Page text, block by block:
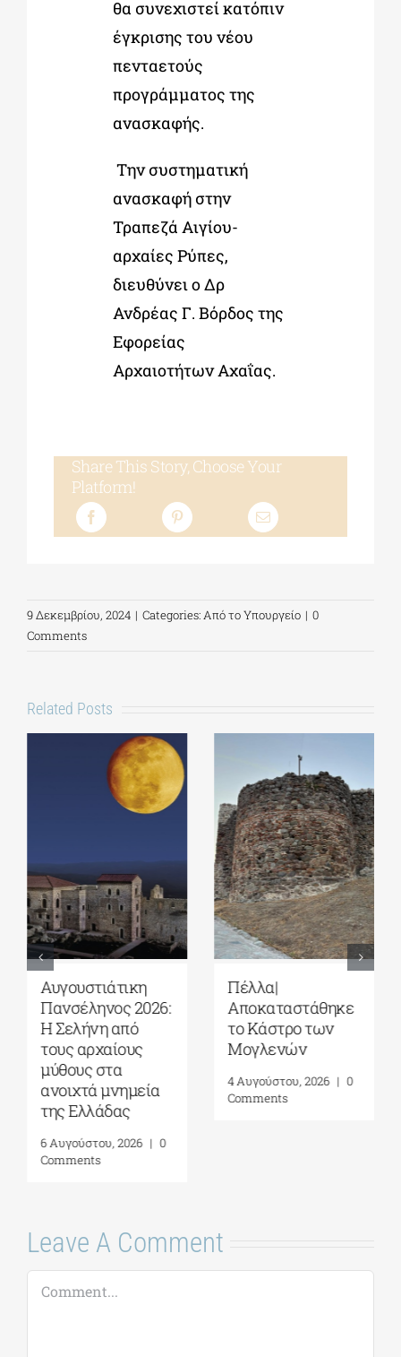
θα συνεχιστεί κατόπιν
έγκρισης του νέου
πενταετούς
προγράμματος της
ανασκαφής.
Την συστηματική
ανασκαφή στην
Τραπεζά Αιγίου-
αρχαίες Ρύπες,
διευθύνει ο Δρ
Ανδρέας Γ. Βόρδος της
Εφορείας
Αρχαιοτήτων Αχαΐας.
Share This Story, Choose Your
Platform!
9 Δεκεμβρίου, 2024 | Categories:Από το Υπουργείο | 0
Comments
Related Posts
Αυγουστιάτικη
Πανσέληνος 2026:
Η Σελήνη από
τους αρχαίους
μύθους στα
ανοιχτά μνημεία
της Ελλάδας
6 Αυγούστου, 2026 | 0
Comments
Πέλλα|
Αποκαταστάθηκε
το Κάστρο των
Μογλενών
4 Αυγούστου, 2026 | 0
Comments
Leave A Comment
Comment